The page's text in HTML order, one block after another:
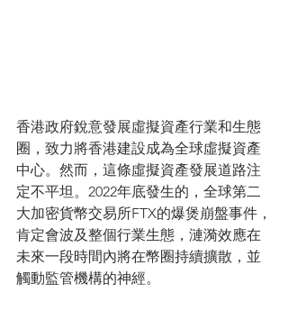
香港政府銳意發展虛擬資產行業和生態
圈，致力將香港建設成為全球虛擬資產
中心。然而，這條虛擬資產發展道路注
定不平坦。2022年底發生的，全球第二
大加密貨幣交易所FTX的爆煲崩盤事件，
肯定會波及整個行業生態，漣漪效應在
未來一段時間內將在幣圈持續擴散，並
觸動監管機構的神經。